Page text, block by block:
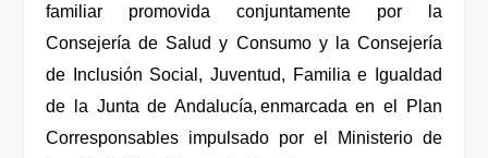
familiar promovida conjuntamente por la
Consejería de Salud y Consumo y la Consejería
de Inclusión Social, Juventud, Familia e Igualdad
de la Junta de Andalucía, enmarcada en el Plan
Corresponsables impulsado por el Ministerio de